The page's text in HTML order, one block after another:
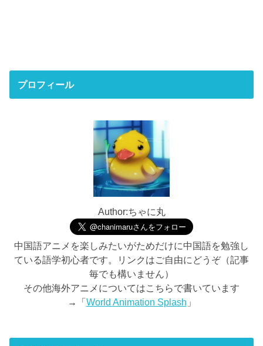
プロフィール
Author:ちゃに丸
中国語アニメを楽しみたいがためだけに中国語を勉強し
ている語学初心者です。リンクはご自由にどうぞ（記事
毎でも構いません）
その他海外アニメについてはこちらで書いています
→「World Animation Splash 」